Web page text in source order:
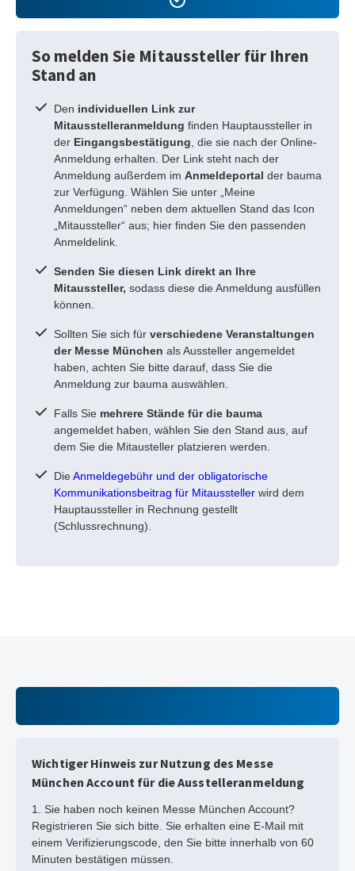
So melden Sie Mitaussteller für Ihren
Stand an
Den individuellen Link zur
Mitausstelleranmeldung finden Hauptaussteller in
der Eingangsbestätigung , die sie nach der Online-
Anmeldung erhalten. Der Link steht nach der
Anmeldung außerdem im Anmeldeportal der bauma
zur Verfügung. Wählen Sie unter „Meine
Anmeldungen“ neben dem aktuellen Stand das Icon
„Mitaussteller“ aus; hier finden Sie den passenden
Anmeldelink.
Senden Sie diesen Link direkt an Ihre
Mitaussteller, sodass diese die Anmeldung ausfüllen
können.
Sollten Sie sich für verschiedene Veranstaltungen
der Messe München als Aussteller angemeldet
haben, achten Sie bitte darauf, dass Sie die
Anmeldung zur bauma auswählen.
Falls Sie mehrere Stände für die bauma
angemeldet haben, wählen Sie den Stand aus, auf
dem Sie die Mitausteller platzieren werden.
DieAnmeldegebühr und der obligatorische
Kommunikationsbeitrag für Mitaussteller wird dem
Hauptaussteller in Rechnung gestellt
(Schlussrechnung).
Wichtiger Hinweis zur Nutzung des Messe
München Account für die Ausstelleranmeldung
1. Sie haben noch keinen Messe München Account?
Registrieren Sie sich bitte. Sie erhalten eine E-Mail mit
einem Verifizierungscode, den Sie bitte innerhalb von 60
Minuten bestätigen müssen.